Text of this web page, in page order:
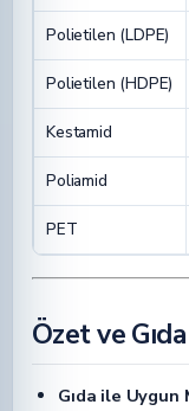
Polietilen (LDPE)
Polietilen (HDPE)
Kestamid
Poliamid
PET
Özet ve
Gıda ile Uygun